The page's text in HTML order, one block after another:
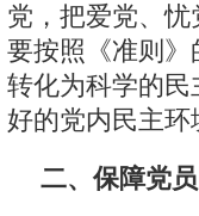
党，把爱党、
要按照《准则
转化为科学的
好的党内民主环
二、保障党